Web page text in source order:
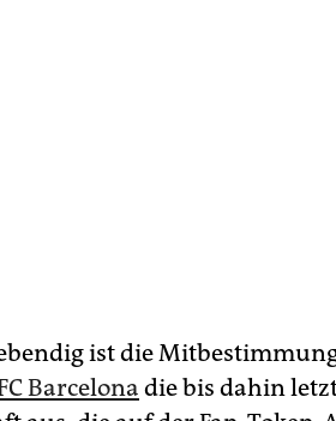
ist die
Barcelona die bis dahin